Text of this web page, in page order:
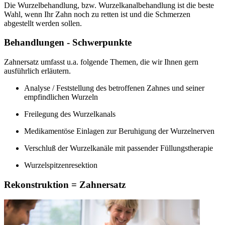
Die Wurzelbehandlung, bzw. Wurzelkanalbehandlung ist die beste
Wahl, wenn Ihr Zahn noch zu retten ist und die Schmerzen
abgestellt werden sollen.
Behandlungen - Schwerpunkte
Zahnersatz umfasst u.a. folgende Themen, die wir Ihnen gern
ausführlich erläutern.
Analyse / Feststellung des betroffenen Zahnes und seiner
empfindlichen Wurzeln
Freilegung des Wurzelkanals
Medikamentöse Einlagen zur Beruhigung der Wurzelnerven
Verschluß der Wurzelkanäle mit passender Füllungstherapie
Wurzelspitzenresektion
Rekonstruktion = Zahnersatz